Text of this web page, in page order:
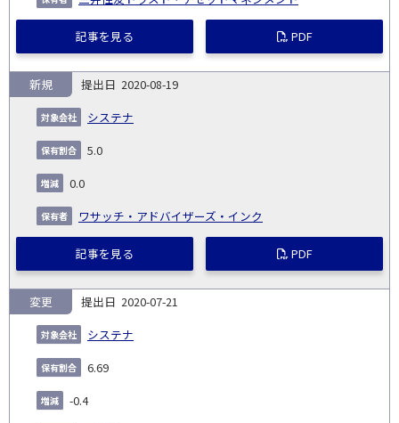
記事を見る PDF
2020-08-19
システナ
新規
5.0
0.0
ワサッチ・アドバイザーズ・インク
記事を見る PDF
2020-07-21
システナ
変更
6.69
-0.4